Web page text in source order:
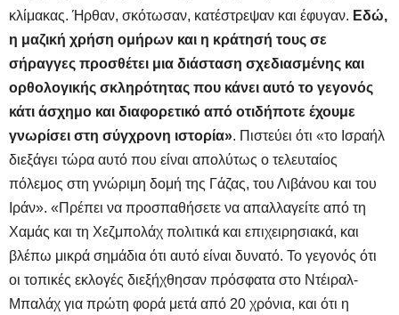
κλίμακας. Ήρθαν, σκότωσαν, κατέστρεψαν και έφυγαν. Εδώ,
η μαζική χρήση ομήρων και η κράτησή τους σε
σήραγγες προσθέτει μια διάσταση σχεδιασμένης και
ορθολογικής σκληρότητας που κάνει αυτό το γεγονός
κάτι άσχημο και διαφορετικό από οτιδήποτε έχουμε
γνωρίσει στη σύγχρονη ιστορία». Πιστεύει ότι «το Ισραήλ
διεξάγει τώρα αυτό που είναι απολύτως ο τελευταίος
πόλεμος στη γνώριμη δομή της Γάζας, του Λιβάνου και του
Ιράν». «Πρέπει να προσπαθήσετε να απαλλαγείτε από τη
Χαμάς και τη Χεζμπολάχ πολιτικά και επιχειρησιακά, και
βλέπω μικρά σημάδια ότι αυτό είναι δυνατό. Το γεγονός ότι
οι τοπικές εκλογές διεξήχθησαν πρόσφατα στο Ντέιραλ-
Μπαλάχ για πρώτη φορά μετά από 20 χρόνια, και ότι η